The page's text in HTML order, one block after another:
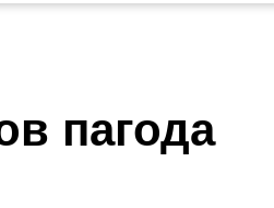
пагода